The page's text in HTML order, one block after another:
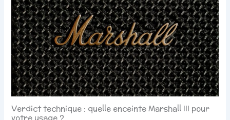
Verdict technique : quelle enceinte Marshall III pour
votre usage ?